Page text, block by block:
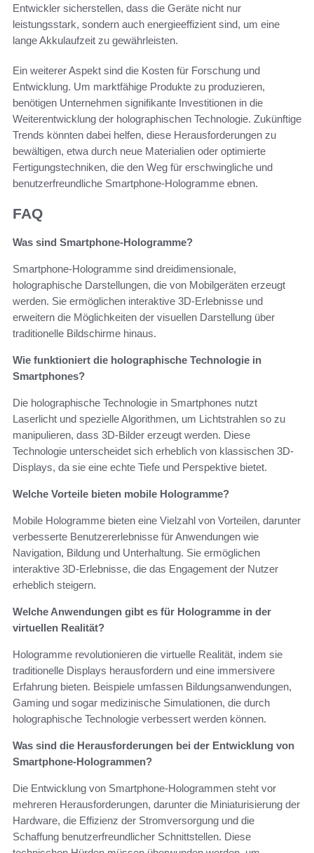
Entwickler sicherstellen, dass die Geräte nicht nur
leistungsstark, sondern auch energieeffizient sind, um eine
lange Akkulaufzeit zu gewährleisten.
Ein weiterer Aspekt sind die Kosten für Forschung und
Entwicklung. Um marktfähige Produkte zu produzieren,
benötigen Unternehmen signifikante Investitionen in die
Weiterentwicklung der holographischen Technologie. Zukünftige
Trends könnten dabei helfen, diese Herausforderungen zu
bewältigen, etwa durch neue Materialien oder optimierte
Fertigungstechniken, die den Weg für erschwingliche und
benutzerfreundliche Smartphone-Hologramme ebnen.
FAQ
Was sind Smartphone-Hologramme?
Smartphone-Hologramme sind dreidimensionale,
holographische Darstellungen, die von Mobilgeräten erzeugt
werden. Sie ermöglichen interaktive 3D-Erlebnisse und
erweitern die Möglichkeiten der visuellen Darstellung über
traditionelle Bildschirme hinaus.
Wie funktioniert die holographische Technologie in
Smartphones?
Die holographische Technologie in Smartphones nutzt
Laserlicht und spezielle Algorithmen, um Lichtstrahlen so zu
manipulieren, dass 3D-Bilder erzeugt werden. Diese
Technologie unterscheidet sich erheblich von klassischen 3D-
Displays, da sie eine echte Tiefe und Perspektive bietet.
Welche Vorteile bieten mobile Hologramme?
Mobile Hologramme bieten eine Vielzahl von Vorteilen, darunter
verbesserte Benutzererlebnisse für Anwendungen wie
Navigation, Bildung und Unterhaltung. Sie ermöglichen
interaktive 3D-Erlebnisse, die das Engagement der Nutzer
erheblich steigern.
Welche Anwendungen gibt es für Hologramme in der
virtuellen Realität?
Hologramme revolutionieren die virtuelle Realität, indem sie
traditionelle Displays herausfordern und eine immersivere
Erfahrung bieten. Beispiele umfassen Bildungsanwendungen,
Gaming und sogar medizinische Simulationen, die durch
holographische Technologie verbessert werden können.
Was sind die Herausforderungen bei der Entwicklung von
Smartphone-Hologrammen?
Die Entwicklung von Smartphone-Hologrammen steht vor
mehreren Herausforderungen, darunter die Miniaturisierung der
Hardware, die Effizienz der Stromversorgung und die
Schaffung benutzerfreundlicher Schnittstellen. Diese